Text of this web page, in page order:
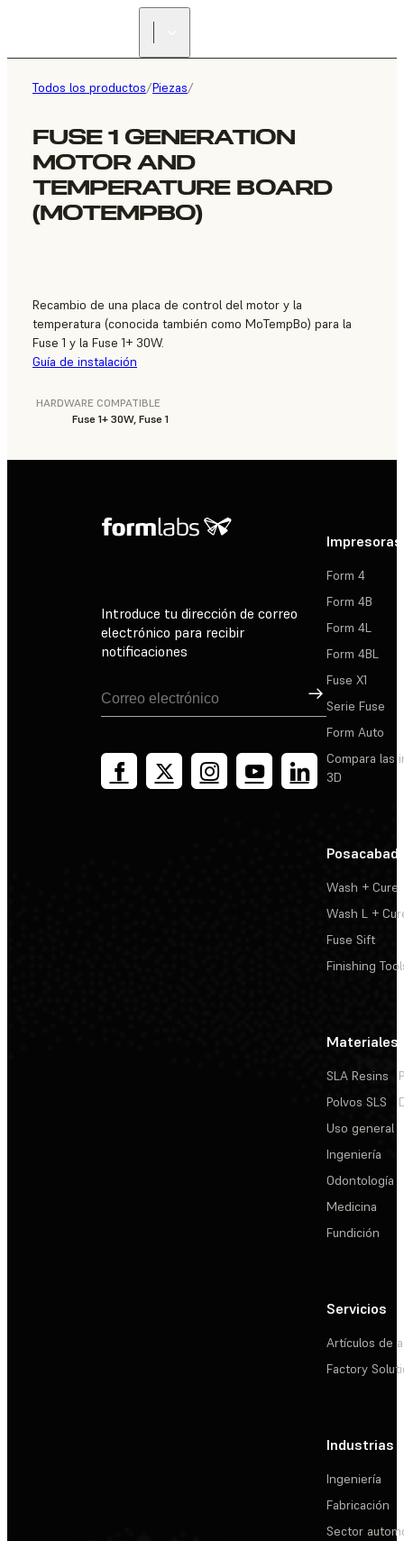
Todos los productos/Piezas/
FUSE 1 GENERATION
MOTOR AND
TEMPERATURE BOARD
(MOTEMPBO)
Recambio de una placa de control del motor y la
temperatura (conocida también como MoTempBo) para la
Fuse 1 y la Fuse 1+ 30W.
Guía de instalación
HARDWARE COMPATIBLE
Fuse 1+ 30W, Fuse 1
Introduce tu dirección de correo
electrónico para recibir
notificaciones
Suscribirse
Impresoras
Form 4
Form 4B
Form 4L
Form 4BL
Fuse X1
Serie Fuse
Form Auto
Compara las
3D
Wash + Cure
Wash L +
Fuse Sift
Finishing
Materiales
SLA Resins
Polvos SLS
Uso general
Ingeniería
Odontología
Medicina
Fundición
Servicios
Artículos de
Factory
Industrias
Ingeniería
Fabricación
Sector